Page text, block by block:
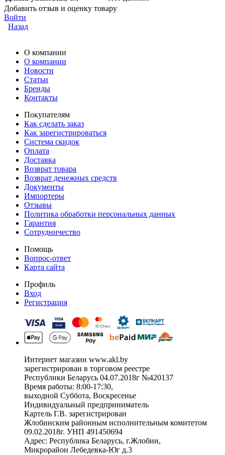
Добавить отзыв и оценку товару
Войти
Назад
О компании
О компании
Новости
Статьи
Бренды
Контакты
Покупателям
Как сделать заказ
Как зарегистрироваться
Система скидок
Оплата
Доставка
Возврат товара
Возврат денежных средств
Документы
Импортеры
Отзывы
Политика обработки персональных данных
Гарантия
Сотрудничество
Помощь
Вопрос-ответ
Карта сайта
Профиль
Вход
Регистрация
Интернет магазин www.akl.by
зарегистрирован в торговом реестре
Республики Беларусь 04.07.2018г №420137
Время работы: 8:00-17:30,
выходной Суббота, Воскресенье
Индивидуальный предприниматель
Картель Г.В. зарегистрирован
Жлобинским районным исполнительным комитетом
09.02.2018г. УНП 491450694
Адрес: Республика Беларусь, г.Жлобин,
Микрорайон Лебедевка-Юг д.3